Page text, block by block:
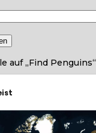
auf „Find Penguins“